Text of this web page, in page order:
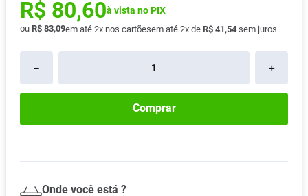
R$ 80,60à vista no PIX
ou R$ 83,09em até 2x nos cartõesem até 2x de R$ 41 ,54 sem juros
＋
－
Comprar
Onde você está ?
9 Lavitan
10º Vitamina D